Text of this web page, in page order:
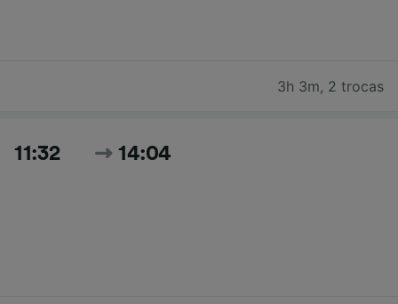
3h 3m, 2 trocas
11:32 14:04